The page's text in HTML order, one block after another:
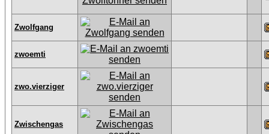
Zwolfgang
zwoemti
zwo.vierziger
Zwischengas